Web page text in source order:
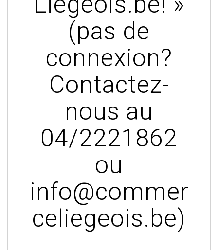
(pas de
connexion?
Contactez-
nous au
04/2221862
ou
info@commer
celiegeois.be)